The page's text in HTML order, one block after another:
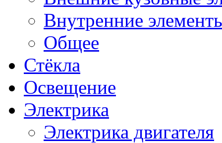
Внутренние
Общее
Стёкла
Освещение
Электрика
Электрика двигателя